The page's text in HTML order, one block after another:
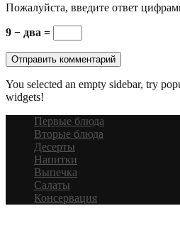
Пожалуйста, введите ответ
9 − два =
You selected an empty sidebar, try
widgets!
Первые блюда
Вторые блюда
Десерты
Напитки
Выпечка
Салаты
Консервация